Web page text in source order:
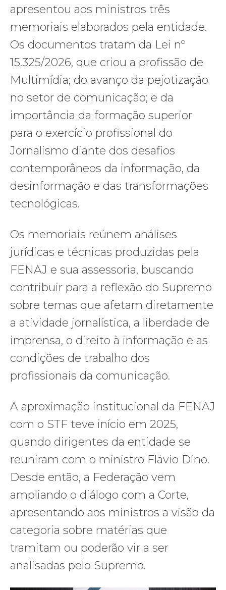
apresentou aos ministros três
memoriais elaborados pela entidade.
Os documentos tratam da Lei nº
15.325/2026, que criou a profissão de
Multimídia; do avanço da pejotização
no setor de comunicação; e da
importância da formação superior
para o exercício profissional do
Jornalismo diante dos desafios
contemporâneos da informação, da
desinformação e das transformações
tecnológicas.
Os memoriais reúnem análises
jurídicas e técnicas produzidas pela
FENAJ e sua assessoria, buscando
contribuir para a reflexão do Supremo
sobre temas que afetam diretamente
a atividade jornalística, a liberdade de
imprensa, o direito à informação e as
condições de trabalho dos
profissionais da comunicação.
A aproximação institucional da FENAJ
com o STF teve início em 2025,
quando dirigentes da entidade se
reuniram com o ministro Flávio Dino.
Desde então, a Federação vem
ampliando o diálogo com a Corte,
apresentando aos ministros a visão da
categoria sobre matérias que
tramitam ou poderão vir a ser
analisadas pelo Supremo.